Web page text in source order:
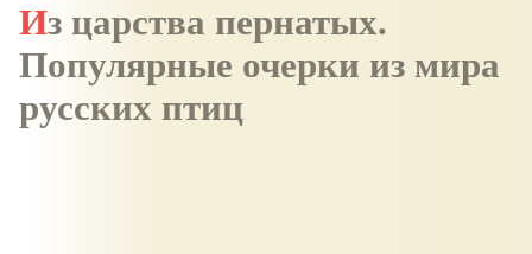
Из царства пернатых.
Популярные очерки из мира
русских птиц